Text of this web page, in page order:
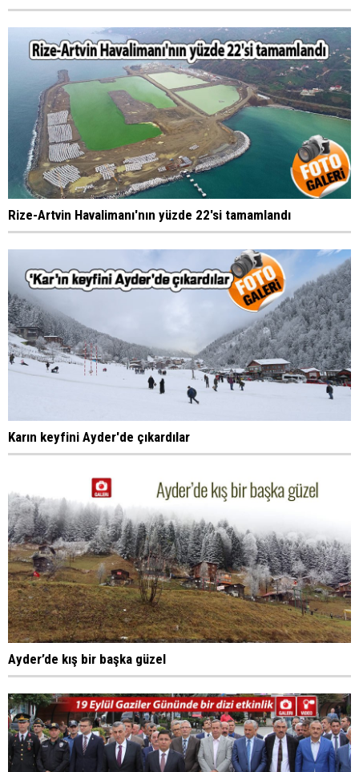
Rize-Artvin Havalimanı'nın yüzde 22'si tamamlandı
Karın keyfini Ayder'de çıkardılar
Ayder’de kış bir başka güzel